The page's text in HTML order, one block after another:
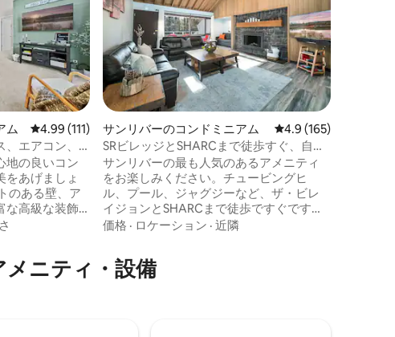
評価
ム レビュー111件、5つ星中4.99つ星の平均評価
4.99 (111)
エアコン、
水プール、バ
地の良いコン
をあげましょ
のある壁、ア
な高級な装飾
ポーチに出
まで数分
サンリバーのコンドミニアム レビュー165件、5つ
4.9 (165)
SRビレッジとSHARCまで徒歩すぐ、自転
車付き
サンリバーの最も人気のあるアメニティ
をお楽しみください。チュービングヒ
ル、プール、ジャグジーなど、ザ・ビレ
イジョンとSHARCまで徒歩ですぐです。
この最近改装された素朴でモダンなコン
心部にあります。 最後のユニットである
ため、まさに隠れ家的な空間で、素晴ら
しい景色と十分なプライバシーを提供し
価格 · ロケーション · 近隣
ニティ・設備